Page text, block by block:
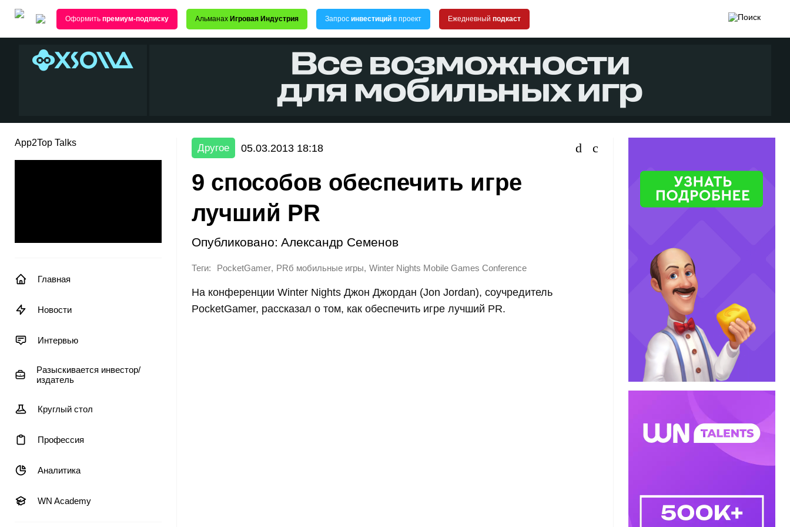
Оформить премиум-подписку Альманах Игровая Индустрия Запрос инвестиций в проект Ежедневный подкаст
App2Top Talks
Главная
Новости
Интервью
Разыскивается инвестор/
издатель
Круглый стол
Профессия
Аналитика
WN Academy
Другое 05.03.2013 18:18
9 способов обеспечить игре
лучший PR
Опубликовано: Александр Семенов
Теги: PocketGamer, PRб мобильные игры, Winter Nights Mobile Games Conference
На конференции Winter Nights Джон Джордан (Jon Jordan), соучредитель
PocketGamer, рассказал о том, как обеспечить игре лучший PR.